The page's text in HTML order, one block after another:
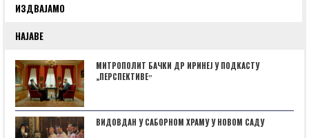
ИЗДВАЈАМО
НАЈАВЕ
МИТРОПОЛИТ БАЧКИ ДР ИРИНЕЈ У ПОДКАСТУ
„ПЕРСПЕКТИВЕˮ
ВИДОВДАН У САБОРНОМ ХРАМУ У НОВОМ САДУ